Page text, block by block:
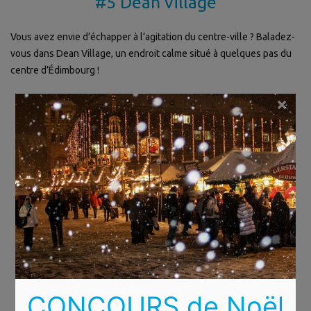
Vous avez envie d’échapper à l’agitation du centre-ville ? Baladez-
vous dans Dean Village, un endroit calme situé à quelques pas du
centre d’Édimbourg !
×